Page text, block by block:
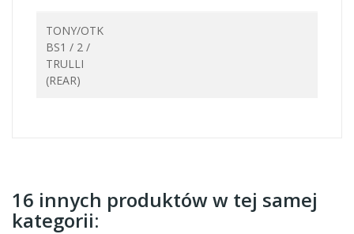
TONY/OTK
BS1 / 2 /
TRULLI
(REAR)
16 innych produktów w tej samej
kategorii: